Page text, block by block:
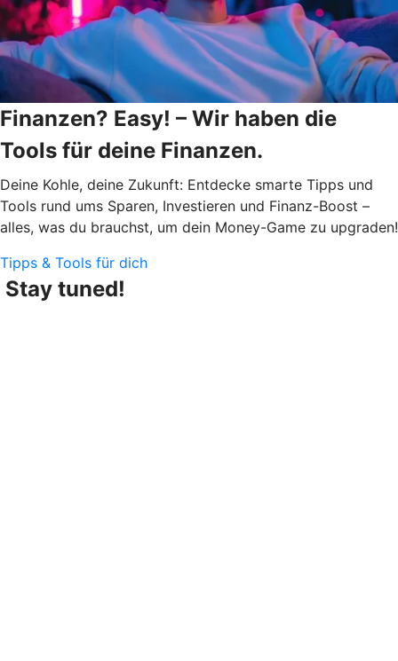
Finanzen? Easy! – Wir haben die
Tools für deine Finanzen.
Deine Kohle, deine Zukunft: Entdecke smarte Tipps und
Tools rund ums Sparen, Investieren und Finanz-Boost –
alles, was du brauchst, um dein Money-Game zu upgraden!
Tipps & Tools für dich
Stay tuned!